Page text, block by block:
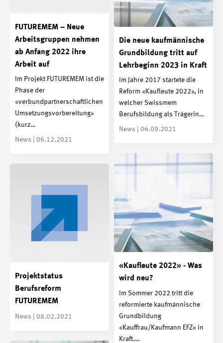
FUTUREMEM – Neue
Arbeitsgruppen nehmen
ab Anfang 2022 ihre
Arbeit auf
Im Projekt FUTUREMEM ist die
Phase der
«verbundpartnerschaftlichen
Umsetzungsvorbereitung»
(kurz…
News | 06.12.2021
Die neue kaufmännische
Grundbildung tritt auf
Lehrbeginn 2023 in Kraft
Im Jahre 2017 startete die
Reform «Kaufleute 2022», in
welcher Swissmem
Berufsbildung als Trägerin…
News | 06.09.2021
«Kaufleute 2022» - Was
wird neu?
Im Sommer 2022 tritt die
reformierte kaufmännische
Grundbildung
«Kauffrau/Kaufmann EFZ» in
Kraft.…
Projektstatus
Berufsreform
FUTUREMEM
News | 08.02.2021